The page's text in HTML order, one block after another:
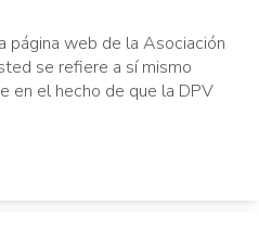
página web de la Asociación
se refiere a sí mismo
en el hecho de que la DPV